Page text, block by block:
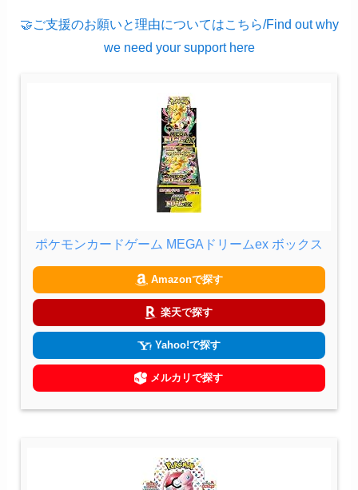
🤝ご支援のお願いと理由についてはこちら/Find out why
we need your support here
ポケモンカードゲーム MEGAドリームex ボックス
Amazonで探す
楽天で探す
Yahoo!で探す
メルカリで探す